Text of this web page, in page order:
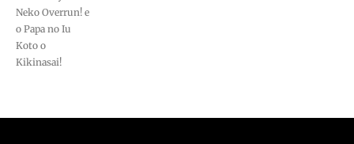
Neko Overrun! e
o Papa no Iu
Koto o
Kikinasai!